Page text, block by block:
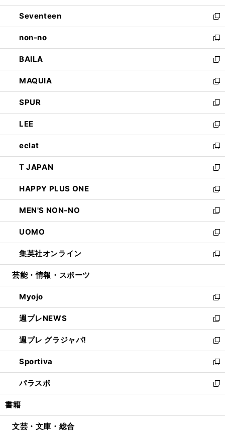
開
く
ウ
で
開
く
ン
ド
ウ
で
開
く
Seventeen
新
し
い
ウ
ィ
ン
ド
ウ
で
開
く
non-no
新
し
い
ウ
ィ
ン
ド
ウ
で
開
く
BAILA
新
し
い
ウ
ィ
ン
ド
ウ
で
開
く
MAQUIA
新
し
い
ウ
ィ
ン
ド
ウ
で
開
く
SPUR
新
し
い
ウ
ィ
ン
ド
ウ
で
開
く
LEE
新
し
い
ウ
ィ
ン
ド
ウ
で
開
く
eclat
新
し
い
ウ
ィ
ン
ド
ウ
で
開
く
T JAPAN
新
し
い
ウ
ィ
ン
ド
ウ
で
開
HAPPY PLUS ONE
新
し
い
ウ
ィ
ン
ド
ウ
開
く
MEN'S NON-NO
新
し
い
ウ
ィ
ン
ウ
で
開
く
UOMO
新
し
い
ウ
ン
ド
ウ
で
開
く
集英社オンライン
新
し
ウ
ィ
ン
ド
ウ
で
開
く
芸能・情報・スポーツ
Myojo
新
し
い
ウ
ィ
ン
ド
ウ
で
開
週プレNEWS
新
し
い
ウ
ィ
ン
ド
ウ
開
週プレ グラジャパ!
新
し
い
ウ
ィ
ン
ウ
Sportiva
新
し
い
ウ
ン
パラスポ
新
し
ウ
書籍
文芸・文庫・総合